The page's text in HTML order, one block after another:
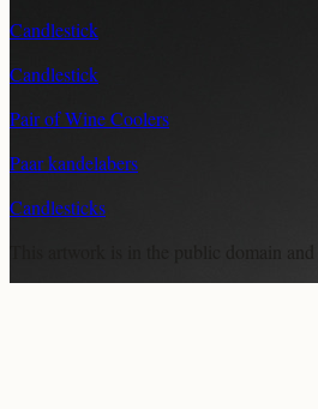
Candlestick
Candlestick
Pair of Wine Coolers
Paar kandelabers
Candlesticks